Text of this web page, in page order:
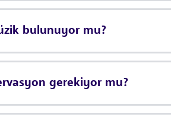
bulunuyor mu?
gerekiyor mu?